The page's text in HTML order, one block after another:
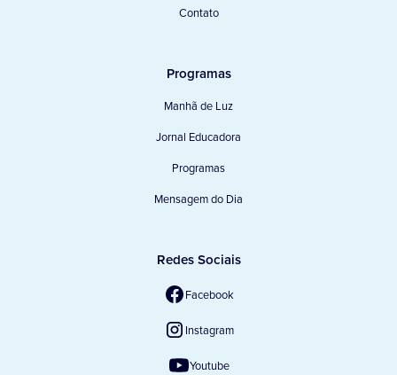
Contato
Programas
Manhã de Luz
Jornal Educadora
Programas
Mensagem do Dia
Redes Sociais
Facebook
Instagram
Youtube